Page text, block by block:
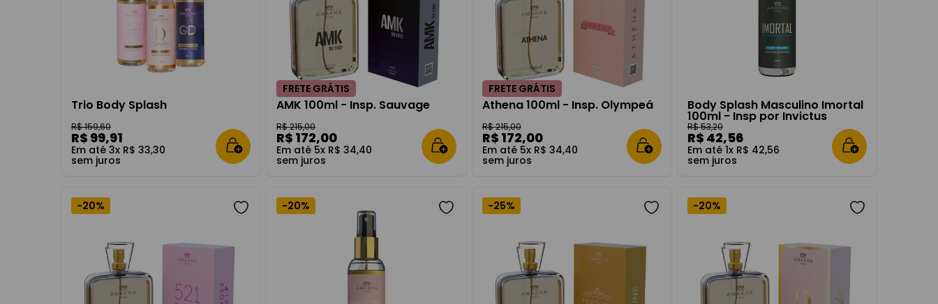
Perfume
Masculino
Splash
Trio Body Splash
R$159,60
R$ 99,91
Em até 3x R$ 33,30
sem juros
FRETE GRÁTIS
AMK 100ml - Insp. Sauvage
R$215,00
R$ 172,00
Em até 5x R$ 34,40
sem juros
FRETE GRÁTIS
Athena 100ml - Insp. Olympeá
R$215,00
R$ 172,00
Em até 5x R$ 34,40
sem juros
Body Splash Masculino Imortal
100ml - Insp por Invictus
R$53,20
R$ 42,56
Em até 1x R$ 42,56
sem juros
-20% -20% -25% -20%
fortune
elegance
body splash